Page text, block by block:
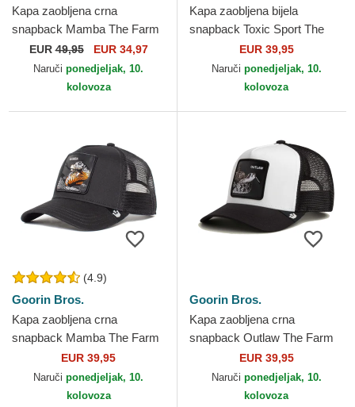
Kapa zaobljena crna
snapback Mamba The Farm
Premium The Farm Goorin
Bros.
EUR49,95 EUR 34,97
Naruči ponedjeljak, 10.
kolovoza
Kapa zaobljena bijela
snapback Toxic Sport The
Farm Goorin Bros.
EUR 39,95
Naruči ponedjeljak, 10.
kolovoza
(4.9)
Goorin Bros.
Kapa zaobljena crna
snapback Mamba The Farm
Goorin Bros.EUR 39,95
Naruči ponedjeljak, 10.
kolovoza
Goorin Bros.
Kapa zaobljena crna
snapback Outlaw The Farm
Goorin Bros.EUR 39,95
Naruči ponedjeljak, 10.
kolovoza